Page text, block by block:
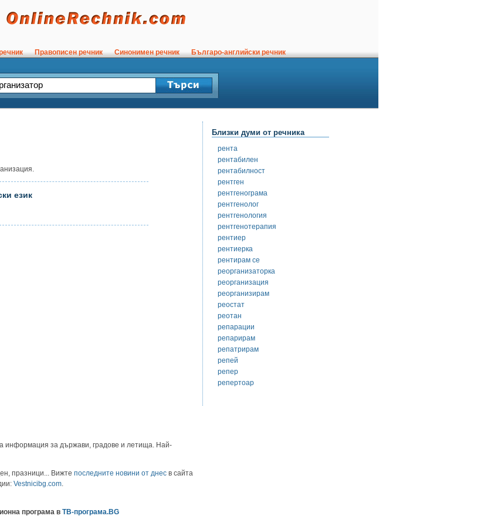
Правописен речник Синонимен речник Българо-английски речник
език
информация за държави, градове и летища. Най-
празници... Вижте последните новини от днес в сайта
Vestnicibg.com.
програма в ТВ-програма.BG
Близки думи от речника
рента
рентабилен
рентабилност
рентген
рентгенограма
рентгенолог
рентгенология
рентгенотерапия
рентиер
рентиерка
рентирам се
реорганизаторка
реорганизация
реорганизирам
реостат
реотан
репарации
репарирам
репатрирам
репей
репер
репертоар